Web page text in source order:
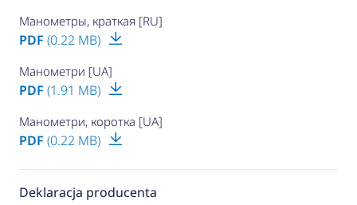
Манометры, краткая [RU]
PDF (0.22 MB)
Манометри [UA]
PDF (1.91 MB)
Манометри, коротка [UA]
PDF (0.22 MB)
Deklaracja producenta